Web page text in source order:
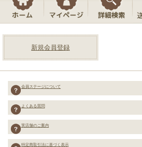
新規会員登録
会員ステージについて
よくある質問
実店舗のご案内
特定商取引法に基づく表示